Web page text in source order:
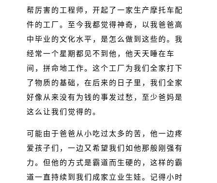
帮厉害的工程师，开起了一家生产摩托车配
件的工厂。至今我都觉得神奇，以我爸爸高
中毕业的文化水平，是怎么做到这些的。我
经常一个星期都见不到他，他天天睡在车
间，拼命地工作。这个工厂为我们全家打下
了物质的基础，在后来的日子里，我们全家
好像从来没有为钱的事发过愁，至少爸妈是
这么让我们觉得的。
可能由于爸爸从小吃过太多的苦，他一边疼
爱孩子们，一边又希望我们如他那般刚强有
力。但他的方式是霸道而生硬的，这样的霸
道一直持续到我们成家立业生娃。记得小时